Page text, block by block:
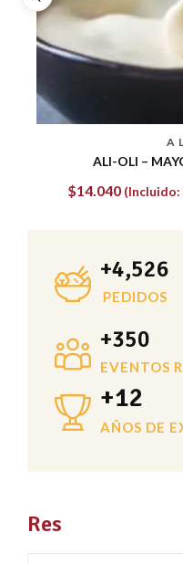
A
$9.180(Incluido:
PEDIDOS
+4,526
EVENTOS
+350
AÑOS DE
+12
Res